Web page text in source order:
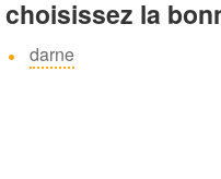
choisissez la
darne